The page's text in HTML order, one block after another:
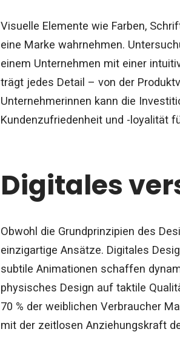
Visuelle Elemente wie Farben,
eine Marke wahrnehmen.
einem Unternehmen mit einer
trägt jedes Detail – von der
Unternehmerinnen kann die
Kundenzufriedenheit und -loyalität
Digitales
Obwohl die Grundprinzipien des
einzigartige Ansätze. Digitales
subtile Animationen schaffen
physisches Design auf taktile
70 % der weiblichen Verbraucher
mit der zeitlosen Anziehungskraft